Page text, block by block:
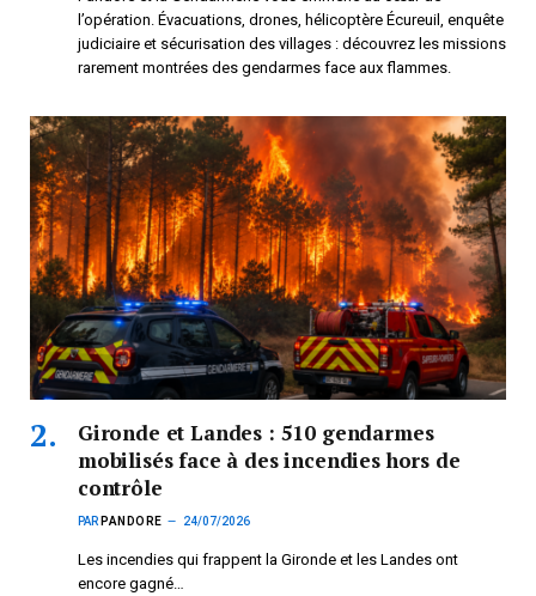
l’opération. Évacuations, drones, hélicoptère Écureuil, enquête
judiciaire et sécurisation des villages : découvrez les missions
rarement montrées des gendarmes face aux flammes.
Gironde et Landes : 510 gendarmes
mobilisés face à des incendies hors de
contrôle
PAR PANDORE 24/07/2026
Les incendies qui frappent la Gironde et les Landes ont
encore gagné…